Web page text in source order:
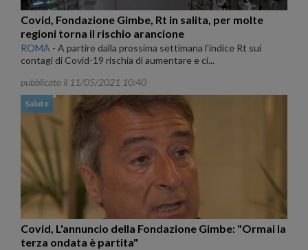
Covid, Fondazione Gimbe, Rt in salita, per molte
regioni torna il rischio arancione
ROMA - A partire dalla prossima settimana l'indice Rt sui
contagi di Covid-19 rischia di aumentare e ci...
pubblicato il 11/05/2021 10:40
Salute
Covid, L'annuncio della Fondazione Gimbe: "Ormai la
terza ondata è partita"